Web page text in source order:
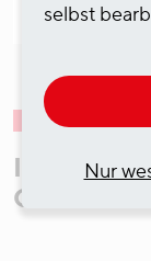
Ihr
selbst
Nur